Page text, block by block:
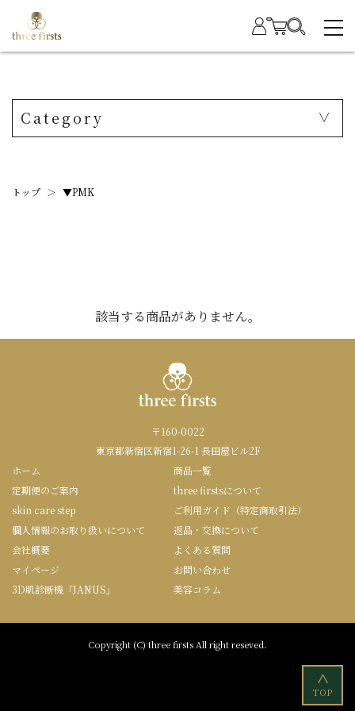
Category
トップ ＞ ▼PMK
該当する商品がありません。
〒160-0022
東京都新宿区新宿1-26-1 長田屋ビル2F
ホーム
商品一覧
定期便のご案内
three firstsについて
skin care step
ご利用ガイド（特定商取引法）
個人情報のお取り扱いについて
返品・交換について
会社概要
よくある質問
マイページ
お問い合わせ
3D肌診断機「JANUS」
美容コラム
Copyright (C) three firsts All right reseved.
<
TOP